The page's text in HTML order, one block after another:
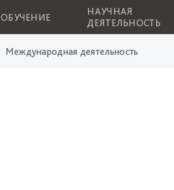
ОБУЧЕНИЕ
НАУЧНАЯ
ДЕЯТЕЛЬНОСТЬ
Международная деятельность